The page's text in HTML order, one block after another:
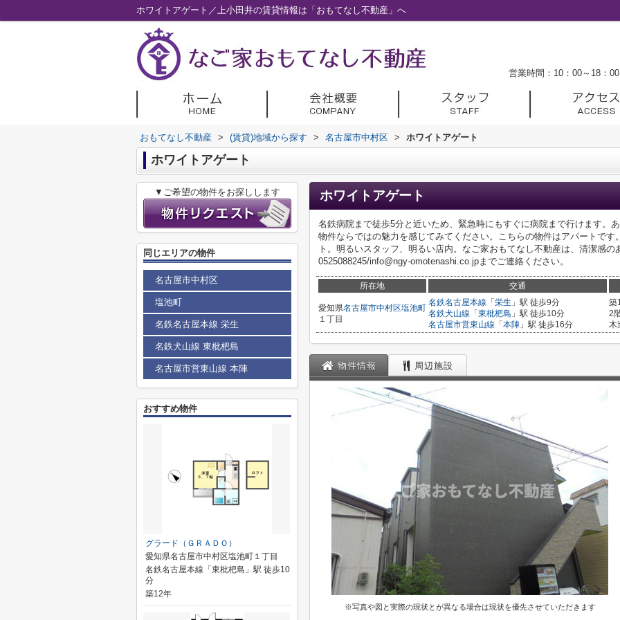
ホワイトアゲート／上小田井の賃貸情報は「おもてなし不動産」へ
営業時間：10：00～18：00
おもてなし不動産 > (賃貸)地域から探す > 名古屋市中村区 > ホワイトアゲート
ホワイトアゲート
ホワイトアゲート
名鉄病院まで徒歩5分と近いため、緊急時にもすぐに病院まで行けます。
物件ならではの魅力を感じてみてください。こちらの物件はアパートで
ト。明るいスタッフ、明るい店内。なご家おもてなし不動産は、清潔感
0525088245/info@ngy-omotenashi.co.jpまでご連絡ください。
所在地 交通
愛知県名古屋市中村区塩池町
１丁目
名鉄名古屋本線 「 栄生 」駅 徒歩9分
名鉄犬山線 「 東枇杷島 」駅 徒歩10分
名古屋市営東山線 「 本陣 」駅 徒歩16分
築
2
木
物件情報 周辺施設
※写真や図と実際の現状とが異なる場合は現状を優先させていただきます
▼ご希望の物件をお探しします
同じエリアの物件
名古屋市中村区
塩池町
名鉄名古屋本線 栄生
名鉄犬山線 東枇杷島
名古屋市営東山線 本陣
おすすめ物件
グラード（ＧＲＡＤＯ）
愛知県名古屋市中村区塩池町１丁目
名鉄名古屋本線「東枇杷島」駅 徒歩10
分
築12年